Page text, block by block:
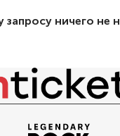
запросу ничего не